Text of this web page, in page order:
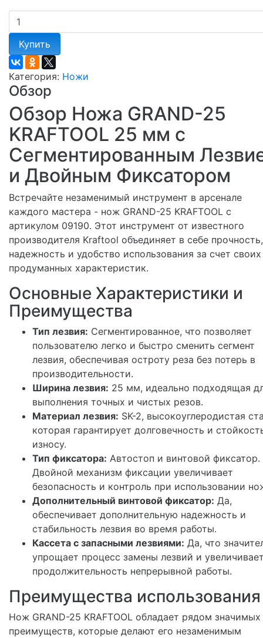
Купить
Категория: Ножи
Обзор
Обзор Ножа GRAND-25
KRAFTOOL 25 мм с
Сегментированным
и Двойным Фиксатором
Встречайте незаменимый инструмент в арсенале
каждого мастера - нож GRAND-25 KRAFTOOL с
артикулом 09190. Этот инструмент от известного
производителя Kraftool объединяет в себе прочность,
надежность и удобство использования за счет своих
продуманных характеристик.
Основные Характеристики и
Преимущества
Тип лезвия: Сегментированное, что позволяет
пользователю легко и быстро сменить сегмент
лезвия, обеспечивая остроту реза без потерь в
производительности.
Ширина лезвия: 25 мм, идеально подходящая
выполнения точных и чистых резов.
Материал лезвия: SK-2, высокоуглеродистая
которая гарантирует долговечность и
износу.
Тип фиксатора: Автостоп и винтовой фиксатор.
Двойной механизм фиксации увеличивает
безопасность и контроль при использовании
Дополнительный винтовой фиксатор: Да,
обеспечивает дополнительную надежность и
стабильность лезвия во время работы.
Кассета с запасными лезвиями: Да, что
упрощает процесс замены лезвий и
продолжительность непрерывной работы.
Преимущества использования
Нож GRAND-25 KRAFTOOL обладает рядом значимых
преимуществ, которые делают его незаменимым